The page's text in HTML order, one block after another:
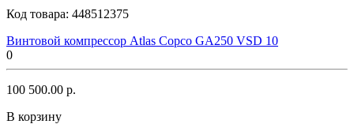
Код товара: 448512375
Винтовой компрессор Atlas Copco GA250 VSD 10
0
100 500.00 р.
В корзину